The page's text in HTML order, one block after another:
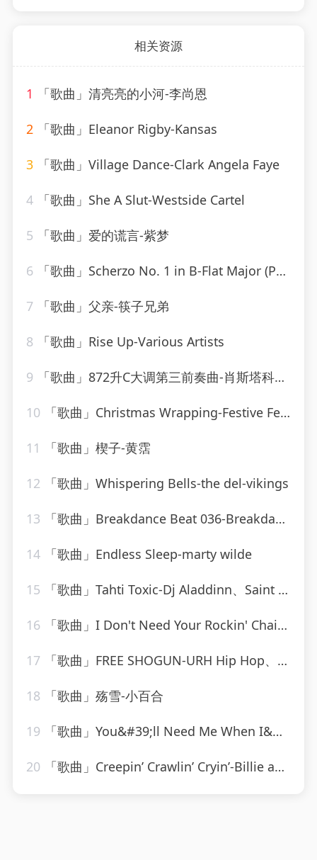
相关资源
1 「歌曲」清亮亮的小河-李尚恩
2 「歌曲」Eleanor Rigby-Kansas
3 「歌曲」Village Dance-Clark Angela Faye
4 「歌曲」She A Slut-Westside Cartel
5 「歌曲」爱的谎言-紫梦
6 「歌曲」Scherzo No. 1 in B-Flat Major (Posthumous) D.593-Paul de Conne、Peter Phillips
7 「歌曲」父亲-筷子兄弟
8 「歌曲」Rise Up-Various Artists
9 「歌曲」872升C大调第三前奏曲-肖斯塔科维奇
10 「歌曲」Christmas Wrapping-Festive Fever
11 「歌曲」楔子-黄霑
12 「歌曲」Whispering Bells-the del-vikings
13 「歌曲」Breakdance Beat 036-Breakdance Beat
14 「歌曲」Endless Sleep-marty wilde
15 「歌曲」Tahti Toxic-Dj Aladdinn、Saint Nich、Thouxanbanfauni
16 「歌曲」I Don't Need Your Rockin' Chair-Ameritz Tribute Club
17 「歌曲」FREE SHOGUN-URH Hip Hop、Shogun
18 「歌曲」殇雪-小百合
19 「歌曲」You&#39;ll Need Me When I&#39;m Long Gone-ethel waters
20 「歌曲」Creepin’ Crawlin’ Cryin’-Billie and Lillie